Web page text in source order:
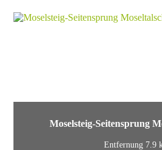
Moselsteig-Seitensprung
Entfernung 7.9